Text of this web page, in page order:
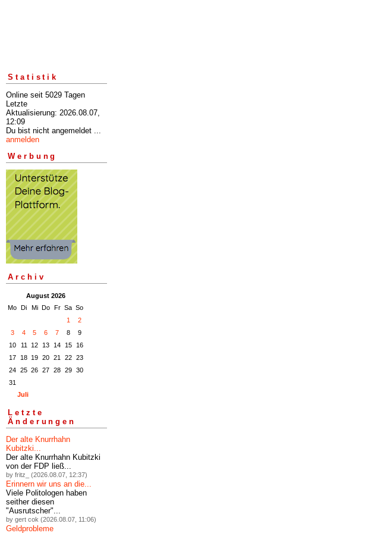
Statistik
Online seit 5029 Tagen
Letzte
Aktualisierung: 2026.08.07,
12:09
Du bist nicht angemeldet ...
anmelden
Werbung
Archiv
August 2026
Mo Di Mi Do Fr Sa So
1
2
3
4 5 6 7 8
9
10
11 12 13 14 15
16
17
18 19 20 21 22
23
24
25 26 27 28 29
30
31
Juli
Letzte
Änderungen
Der alte Knurrhahn
Kubitzki...
Der alte Knurrhahn Kubitzki
von der FDP ließ...
by fritz_ (2026.08.07, 12:37)
Erinnern wir uns an die...
Viele Politologen haben
seither diesen
"Ausrutscher"...
by gert cok (2026.08.07, 11:06)
Geldprobleme